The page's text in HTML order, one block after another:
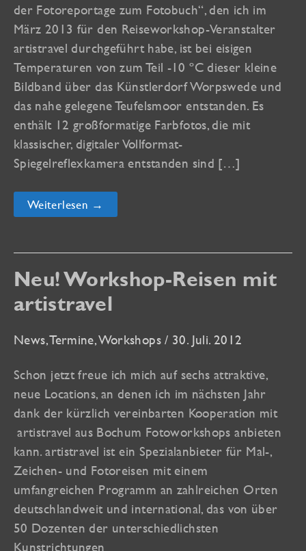
der Fotoreportage zum Fotobuch“, den ich im
März 2013 für den Reiseworkshop-Veranstalter
artistravel durchgeführt habe, ist bei eisigen
Temperaturen von zum Teil -10 ºC dieser kleine
Bildband über das Künstlerdorf Worpswede und
das nahe gelegene Teufelsmoor entstanden. Es
enthält 12 großformatige Farbfotos, die mit
klassischer, digitaler Vollformat-
Spiegelreflexkamera entstanden sind […]
Neuer
Bildband
Teufelsmoor“
Weiterlesen →
Neu! Workshop-Reisen mit
artistravel
News,Termine,Workshops / 30. Juli. 2012
Schon jetzt freue ich mich auf sechs attraktive,
neue Locations, an denen ich im nächsten Jahr
dank der kürzlich vereinbarten Kooperation mit
artistravel aus Bochum Fotoworkshops anbieten
kann. artistravel ist ein Spezialanbieter für Mal-,
Zeichen- und Fotoreisen mit einem
umfangreichen Programm an zahlreichen Orten
deutschlandweit und international, das von über
50 Dozenten der unterschiedlichsten
Kunstrichtungen